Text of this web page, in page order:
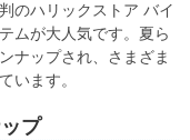
のハリックストア バイ
ムが大人気です。夏ら
ナップされ、さまざま
います。
プ